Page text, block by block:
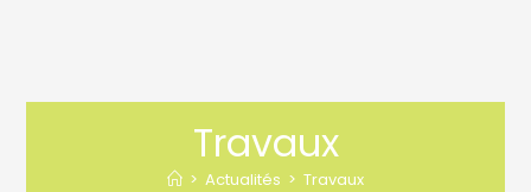
Travaux
> Actualités > Travaux